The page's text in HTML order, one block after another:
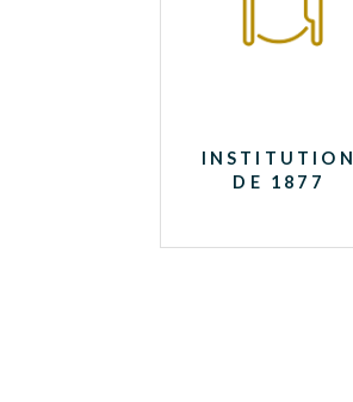
INSTITUTION
DE 1877